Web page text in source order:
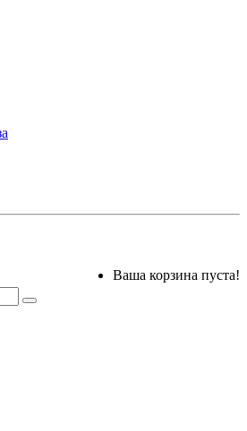
Ваша корзина пуста!